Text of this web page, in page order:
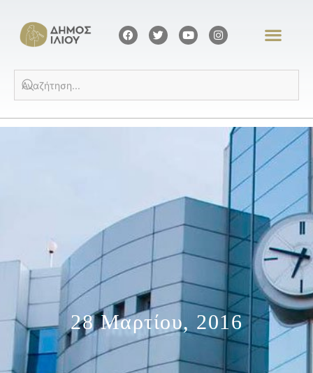
28 Μαρτίου, 2016